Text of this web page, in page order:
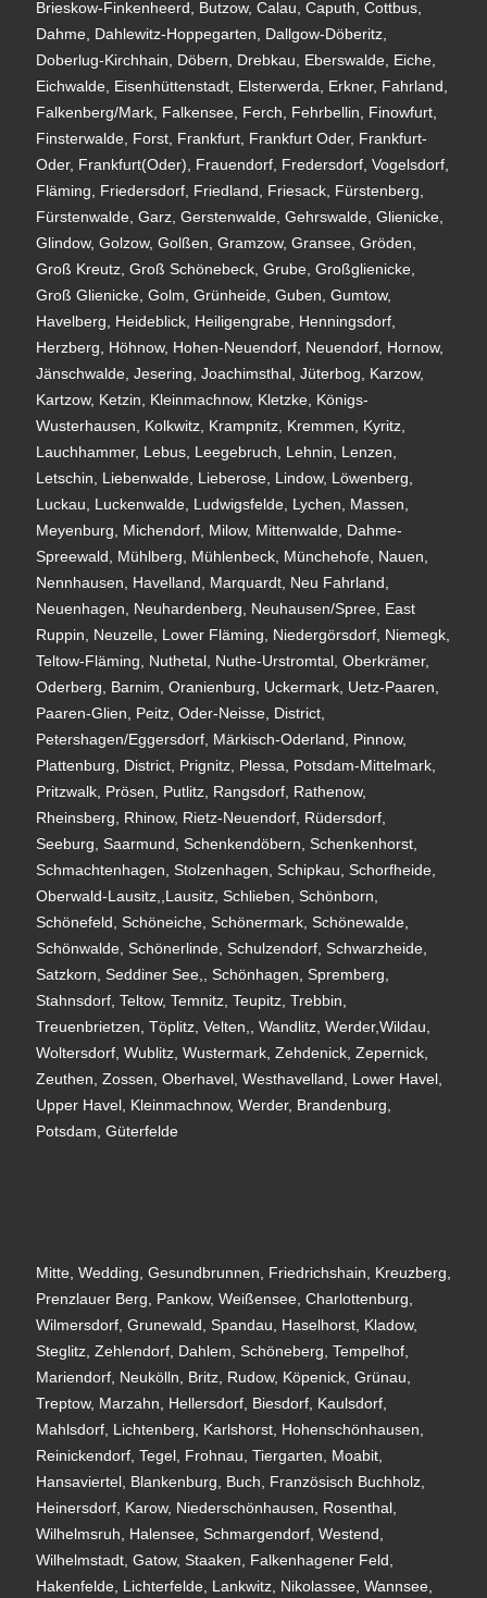
Brieskow-Finkenheerd, Butzow, Calau, Caputh, Cottbus,
Dahme, Dahlewitz-Hoppegarten, Dallgow-Döberitz,
Doberlug-Kirchhain, Döbern, Drebkau, Eberswalde, Eiche,
Eichwalde, Eisenhüttenstadt, Elsterwerda, Erkner, Fahrland,
Falkenberg/Mark, Falkensee, Ferch, Fehrbellin, Finowfurt,
Finsterwalde, Forst, Frankfurt, Frankfurt Oder, Frankfurt-
Oder, Frankfurt(Oder), Frauendorf, Fredersdorf, Vogelsdorf,
Fläming, Friedersdorf, Friedland, Friesack, Fürstenberg,
Fürstenwalde, Garz, Gerstenwalde, Gehrswalde, Glienicke,
Glindow, Golzow, Golßen, Gramzow, Gransee, Gröden,
Groß Kreutz, Groß Schönebeck, Grube, Großglienicke,
Groß Glienicke, Golm, Grünheide, Guben, Gumtow,
Havelberg, Heideblick, Heiligengrabe, Henningsdorf,
Herzberg, Höhnow, Hohen-Neuendorf, Neuendorf, Hornow,
Jänschwalde, Jesering, Joachimsthal, Jüterbog, Karzow,
Kartzow, Ketzin, Kleinmachnow, Kletzke, Königs-
Wusterhausen, Kolkwitz, Krampnitz, Kremmen, Kyritz,
Lauchhammer, Lebus, Leegebruch, Lehnin, Lenzen,
Letschin, Liebenwalde, Lieberose, Lindow, Löwenberg,
Luckau, Luckenwalde, Ludwigsfelde, Lychen, Massen,
Meyenburg, Michendorf, Milow, Mittenwalde, Dahme-
Spreewald, Mühlberg, Mühlenbeck, Münchehofe, Nauen,
Nennhausen, Havelland, Marquardt, Neu Fahrland,
Neuenhagen, Neuhardenberg, Neuhausen/Spree, East
Ruppin, Neuzelle, Lower Fläming, Niedergörsdorf, Niemegk,
Teltow-Fläming, Nuthetal, Nuthe-Urstromtal, Oberkrämer,
Oderberg, Barnim, Oranienburg, Uckermark, Uetz-Paaren,
Paaren-Glien, Peitz, Oder-Neisse, District,
Petershagen/Eggersdorf, Märkisch-Oderland, Pinnow,
Plattenburg, District, Prignitz, Plessa, Potsdam-Mittelmark,
Pritzwalk, Prösen, Putlitz, Rangsdorf, Rathenow,
Rheinsberg, Rhinow, Rietz-Neuendorf, Rüdersdorf,
Seeburg, Saarmund, Schenkendöbern, Schenkenhorst,
Schmachtenhagen, Stolzenhagen, Schipkau, Schorfheide,
Oberwald-Lausitz,,Lausitz, Schlieben, Schönborn,
Schönefeld, Schöneiche, Schönermark, Schönewalde,
Schönwalde, Schönerlinde, Schulzendorf, Schwarzheide,
Satzkorn, Seddiner See,, Schönhagen, Spremberg,
Stahnsdorf, Teltow, Temnitz, Teupitz, Trebbin,
Treuenbrietzen, Töplitz, Velten,, Wandlitz, Werder,Wildau,
Woltersdorf, Wublitz, Wustermark, Zehdenick, Zepernick,
Zeuthen, Zossen, Oberhavel, Westhavelland, Lower Havel,
Upper Havel, Kleinmachnow, Werder, Brandenburg,
Potsdam, Güterfelde
Mitte, Wedding, Gesundbrunnen, Friedrichshain, Kreuzberg,
Prenzlauer Berg, Pankow, Weißensee, Charlottenburg,
Wilmersdorf, Grunewald, Spandau, Haselhorst, Kladow,
Steglitz, Zehlendorf, Dahlem, Schöneberg, Tempelhof,
Mariendorf, Neukölln, Britz, Rudow, Köpenick, Grünau,
Treptow, Marzahn, Hellersdorf, Biesdorf, Kaulsdorf,
Mahlsdorf, Lichtenberg, Karlshorst, Hohenschönhausen,
Reinickendorf, Tegel, Frohnau, Tiergarten, Moabit,
Hansaviertel, Blankenburg, Buch, Französisch Buchholz,
Heinersdorf, Karow, Niederschönhausen, Rosenthal,
Wilhelmsruh, Halensee, Schmargendorf, Westend,
Wilhelmstadt, Gatow, Staaken, Falkenhagener Feld,
Hakenfelde, Lichterfelde, Lankwitz, Nikolassee, Wannsee,